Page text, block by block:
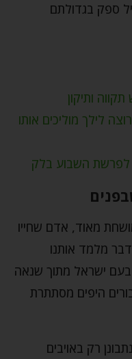
ספק בגדולתם
ותיקון
לילך מוליכים אותו
לפרשת השבוע בלק
מאוד, אדם שחייו
מלמד אותנו
ישראל מתוך שנאה
היפים מסתתרת
רק באויבים